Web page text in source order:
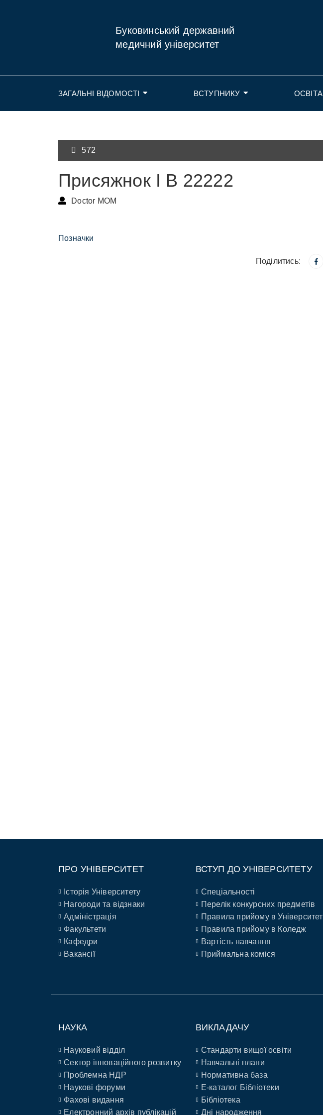
Буковинський державний
медичний університет
ЗАГАЛЬНІ ВІДОМОСТІ ВСТУПНИКУ ОСВІТА
572
Присяжнок І В 22222
Doctor MOM
Позначки
Поділитись:
ПРО УНІВЕРСИТЕТ
Історія Університету
Нагороди та відзнаки
Адміністрація
Факультети
Кафедри
Вакансії
ВСТУП ДО УНІВЕРСИТЕТУ
Спеціальності
Перелік конкурсних предметів
Правила прийому в Університет
Правила прийому в Коледж
Вартість навчання
Приймальна коміся
НАУКА
Науковий відділ
Сектор інноваційного розвитку
Проблемна НДР
Наукові форуми
Фахові видання
Електронний архів публікацій
ВИКЛАДАЧУ
Стандарти вищої освіти
Навчальні плани
Нормативна база
E-каталог Бібліотеки
Бібліотека
Дні народження